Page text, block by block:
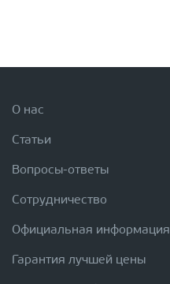
О нас
Статьи
Вопросы-ответы
Сотрудничество
Официальная информация
Гарантия лучшей цены